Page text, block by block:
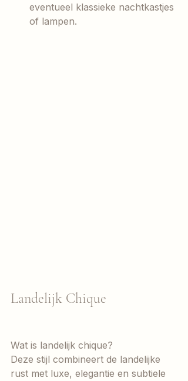
eventueel klassieke nachtkastjes
of lampen.
Landelijk Chique
Wat is landelijk chique?
Deze stijl combineert de landelijke
rust met luxe, elegantie en subtiele